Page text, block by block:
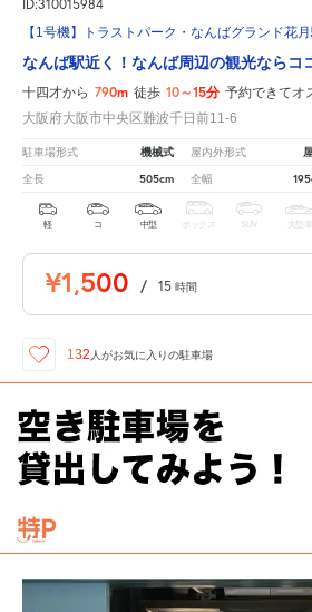
ID:310015984
【1号機】トラストパーク・なんばグランド花
なんば駅近く！なんば周辺の観光ならコ
十四才から 790m 徒歩 10～15分 予約できてオ
大阪府大阪市中央区難波千日前11-6
駐車場形式 機械式 屋内外形式
全長 505cm 全幅
軽 コ 中型 ボックス SUV 大型車
¥1,500 / 15 時間
132 人がお気に入りの駐車場